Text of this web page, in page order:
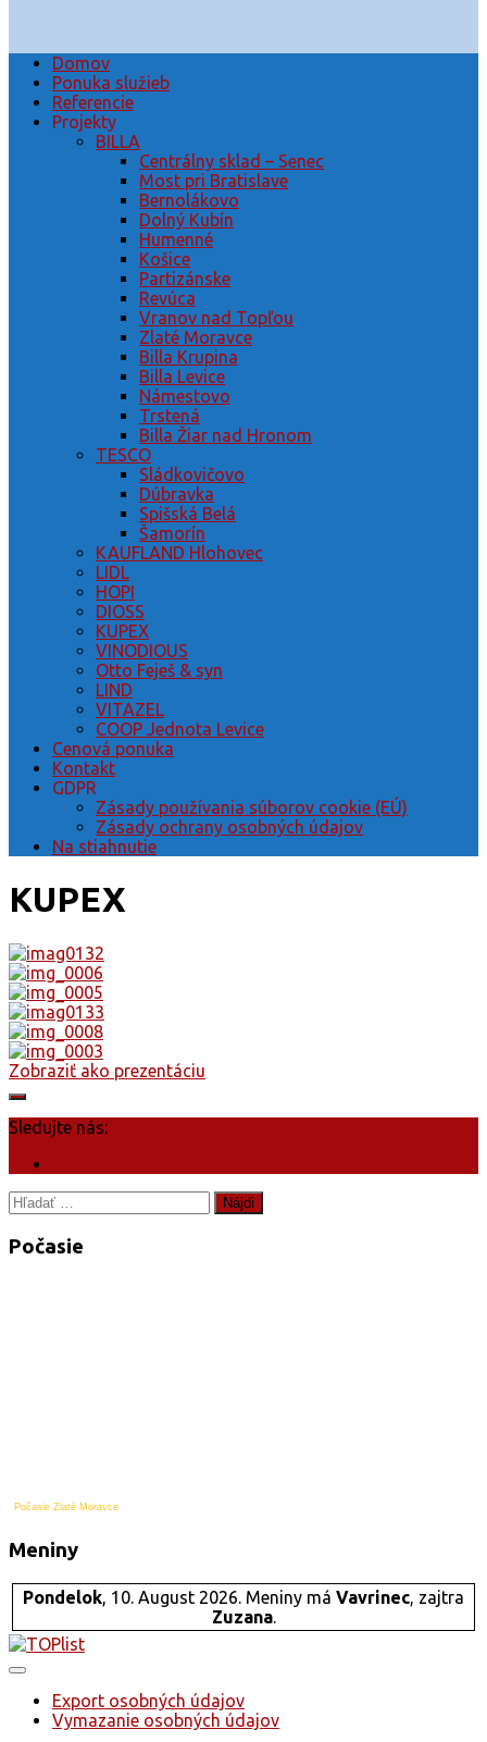
Domov
Ponuka služieb
Referencie
Projekty
BILLA
Centrálny sklad – Senec
Most pri Bratislave
Bernolákovo
Dolný Kubín
Humenné
Košice
Partizánske
Revúca
Vranov nad Topľou
Zlaté Moravce
Billa Krupina
Billa Levice
Námestovo
Trstená
Billa Žiar nad Hronom
TESCO
Sládkovičovo
Dúbravka
Spišská Belá
Šamorín
KAUFLAND Hlohovec
LIDL
HOPI
DIOSS
KUPEX
VINODIOUS
Otto Feješ & syn
LIND
VITAZEL
COOP Jednota Levice
Cenová ponuka
Kontakt
GDPR
Zásady používania súborov cookie (EÚ)
Zásady ochrany osobných údajov
Na stiahnutie
KUPEX
Zobraziť ako prezentáciu
Sledujte nás:
Hľadať:
Počasie
Počasie Zlaté Moravce
Meniny
Pondelok, 10. August 2026. Meniny má Vavrinec, zajtra
Zuzana.
Export osobných údajov
Vymazanie osobných údajov